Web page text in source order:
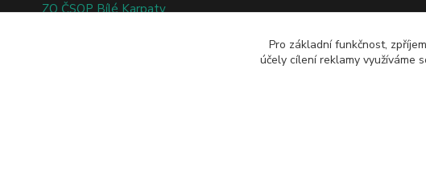
ZO ČSOP Bílé Karpaty
Pro základní funkčnost,
účely cílení reklamy využíváme